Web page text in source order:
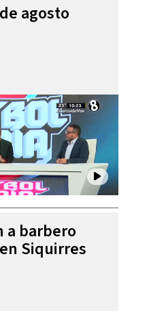
agosto
a barbero
Siquirres